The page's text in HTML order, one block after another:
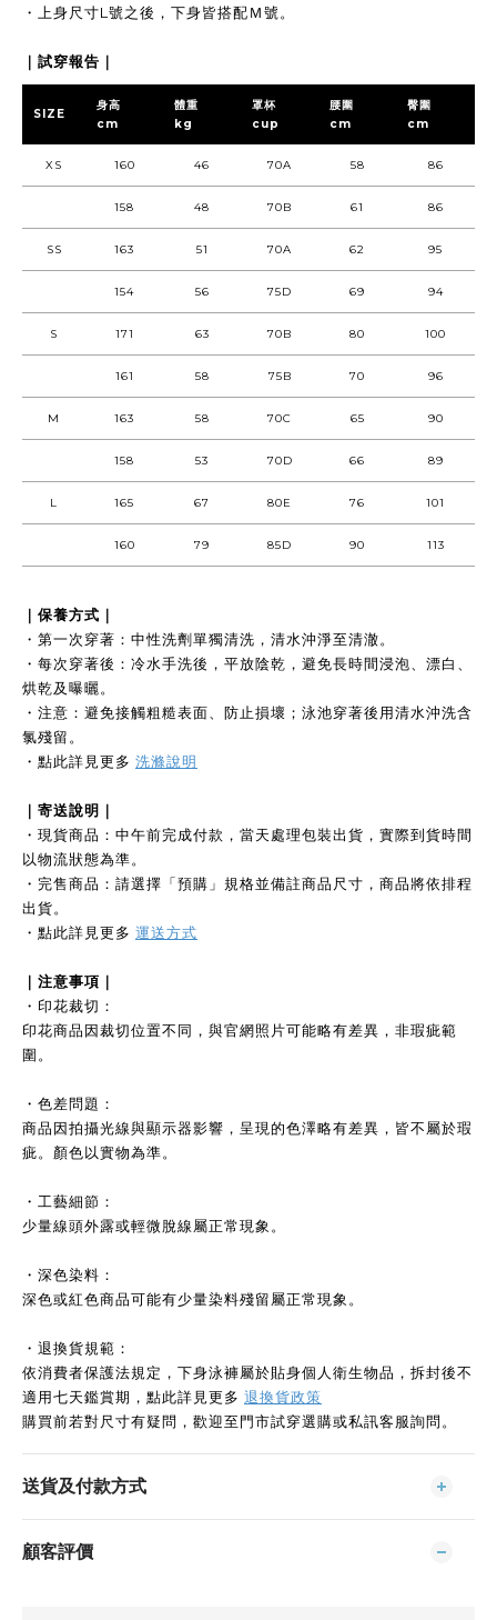
・上身尺寸L號之後，下身皆搭配Ｍ號。
｜試穿報告｜
SIZE
身高
cm
體重
kg
罩杯
cup
腰圍
cm
臀圍
cm
XS 160 46 70A 58 86
158 48 70B 61 86
SS 163 51 70A 62 95
154 56 75D 69 94
S 171 63 70B 80 100
161 58 75B 70 96
M 163 58 70C 65 90
158 53 70D 66 89
L 165 67 80E 76 101
160 79 85D 90 113
｜保養方式｜
・第一次穿著：中性洗劑單獨清洗，清水沖淨至清澈。
・每次穿著後：冷水手洗後，平放陰乾，避免長時間浸泡、漂白、
烘乾及曝曬。
・注意：避免接觸粗糙表面、防止損壞；泳池穿著後用清水沖洗含
氯殘留。
・點此詳見更多 洗滌說明
｜寄送說明｜
・現貨商品：中午前完成付款，當天處理包裝出貨，實際到貨時間
以物流狀態為準。
・完售商品：請選擇「預購」規格並備註商品尺寸，商品將依排程
出貨。
・點此詳見更多 運送方式
｜注意事項｜
・印花裁切：
印花商品因裁切位置不同，與官網照片可能略有差異，非瑕疵範
圍。
・色差問題：
商品因拍攝光線與顯示器影響，呈現的色澤略有差異，皆不屬於瑕
疵。顏色以實物為準。
・工藝細節：
少量線頭外露或輕微脫線屬正常現象。
・深色染料：
深色或紅色商品可能有少量染料殘留屬正常現象。
・退換貨規範：
依消費者保護法規定，下身泳褲屬於貼身個人衛生物品，拆封後不
適用七天鑑賞期，點此詳見更多 退換貨政策
購買前若對尺寸有疑問，歡迎至門市試穿選購或私訊客服詢問。
送貨及付款方式
顧客評價